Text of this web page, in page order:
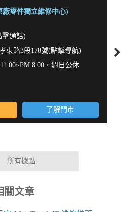
廠零件獨立維修中心)
擊通話)
東路3段178號(點擊導航)
，週日公休
了解門市
所有據點
關文章